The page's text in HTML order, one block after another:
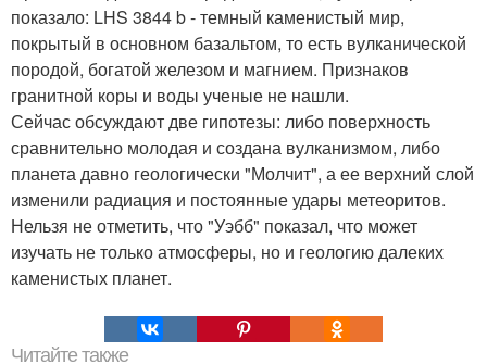
показало: LHS 3844 b - темный каменистый мир,
покрытый в основном базальтом, то есть вулканической
породой, богатой железом и магнием. Признаков
гранитной коры и воды ученые не нашли.
Сейчас обсуждают две гипотезы: либо поверхность
сравнительно молодая и создана вулканизмом, либо
планета давно геологически "Молчит", а ее верхний слой
изменили радиация и постоянные удары метеоритов.
Нельзя не отметить, что "Уэбб" показал, что может
изучать не только атмосферы, но и геологию далеких
каменистых планет.
Читайте также